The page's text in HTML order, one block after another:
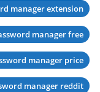
manager extension
manager free
manager price
manager reddit